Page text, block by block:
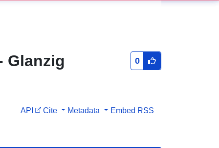
Glanzig
0
API Cite Metadata Embed RSS